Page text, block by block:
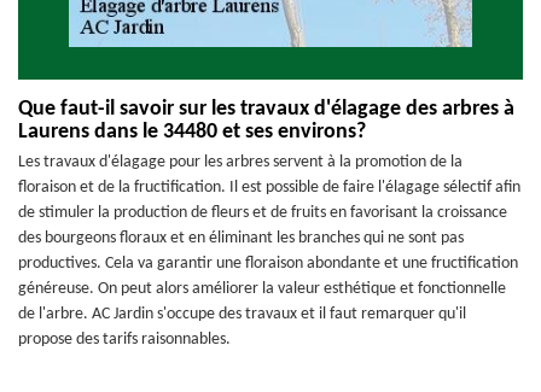
Que faut-il savoir sur les travaux d'élagage des arbres à
Laurens dans le 34480 et ses environs?
Les travaux d'élagage pour les arbres servent à la promotion de la
floraison et de la fructification. Il est possible de faire l'élagage sélectif afin
de stimuler la production de fleurs et de fruits en favorisant la croissance
des bourgeons floraux et en éliminant les branches qui ne sont pas
productives. Cela va garantir une floraison abondante et une fructification
généreuse. On peut alors améliorer la valeur esthétique et fonctionnelle
de l'arbre. AC Jardin s'occupe des travaux et il faut remarquer qu'il
propose des tarifs raisonnables.